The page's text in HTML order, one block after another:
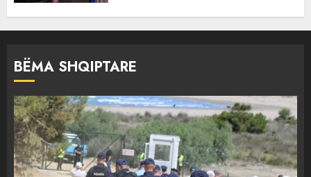
BËMA SHQIPTARE